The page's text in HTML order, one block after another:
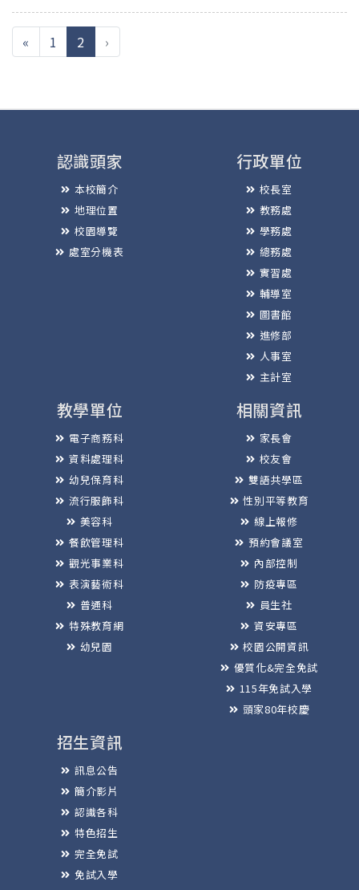
« 1 2 (current)
›
認識頭家
本校簡介
地理位置
校園導覽
處室分機表
行政單位
校長室
教務處
學務處
總務處
實習處
輔導室
圖書館
進修部
人事室
主計室
教學單位
電子商務科
資料處理科
幼兒保育科
流行服飾科
美容科
餐飲管理科
觀光事業科
表演藝術科
普通科
特殊教育網
幼兒園
相關資訊
家長會
校友會
雙語共學區
性別平等教育
線上報修
預約會議室
內部控制
防疫專區
員生社
資安專區
校園公開資訊
優質化&完全免試
115年免試入學
頭家80年校慶
招生資訊
訊息公告
簡介影片
認識各科
特色招生
完全免試
免試入學